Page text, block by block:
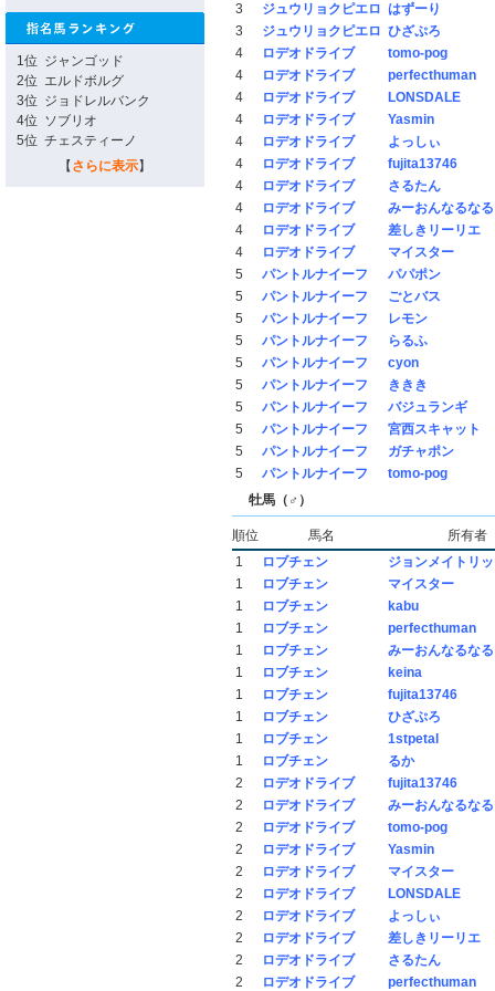
1位 ジャンゴッド
2位 エルドボルグ
3位 ジョドレルバンク
4位 ソブリオ
5位 チェスティーノ
【 さらに表示】
3
ジュウリョクピエロ はずーり
3
ジュウリョクピエロ ひざぷろ
4
ロデオドライブ
tomo-pog
4
ロデオドライブ
perfecthuman
4
ロデオドライブ
LONSDALE
4
ロデオドライブ
Yasmin
4
ロデオドライブ
よっしぃ
4
ロデオドライブ
fujita13746
4
ロデオドライブ
さるたん
4
ロデオドライブ
みーおんなるなる
4
ロデオドライブ
差しきリーリエ
4
ロデオドライブ
マイスター
5
パントルナイーフ
パパポン
5
パントルナイーフ
ごとバス
5
パントルナイーフ
レモン
5
パントルナイーフ
らるふ
5
パントルナイーフ
cyon
5
パントルナイーフ
ききき
5
パントルナイーフ
バジュランギ
5
パントルナイーフ
宮西スキャット
5
パントルナイーフ
ガチャポン
5
パントルナイーフ
tomo-pog
牡馬（♂）
順位 馬名
所有者
1
ロブチェン
ジョンメイトリ
1
ロブチェン
マイスター
1
ロブチェン
kabu
1
ロブチェン
perfecthuman
1
ロブチェン
みーおんなるなる
1
ロブチェン
keina
1
ロブチェン
fujita13746
1
ロブチェン
ひざぷろ
1
ロブチェン
1stpetal
1
ロブチェン
るか
2
ロデオドライブ
fujita13746
2
ロデオドライブ
みーおんなるなる
2
ロデオドライブ
tomo-pog
2
ロデオドライブ
Yasmin
2
ロデオドライブ
マイスター
2
ロデオドライブ
LONSDALE
2
ロデオドライブ
よっしぃ
2
ロデオドライブ
差しきリーリエ
2
ロデオドライブ
さるたん
2
ロデオドライブ
perfecthuman